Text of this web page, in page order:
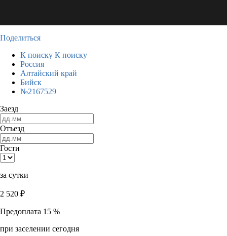
Поделиться
К поиску К поиску
Россия
Алтайский край
Бийск
№2167529
Заезд
Отъезд
Гости
за сутки
2 520 ₽
Предоплата 15 %
при заселении сегодня